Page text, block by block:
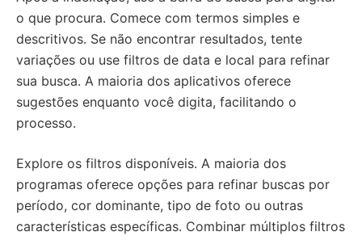
o que procura. Comece com termos simples e
descritivos. Se não encontrar resultados, tente
variações ou use filtros de data e local para refinar
sua busca. A maioria dos aplicativos oferece
sugestões enquanto você digita, facilitando o
processo.
Explore os filtros disponíveis. A maioria dos
programas oferece opções para refinar buscas por
período, cor dominante, tipo de foto ou outras
características específicas. Combinar múltiplos filtros